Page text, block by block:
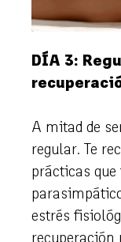
DÍA 3:
A mitad de
regular. Te
prácticas
estrés
recuperación